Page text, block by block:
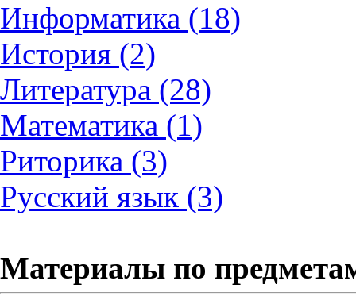
Информатика (18)
История (2)
Литература (28)
Математика (1)
Риторика (3)
Русский язык (3)
Материалы по